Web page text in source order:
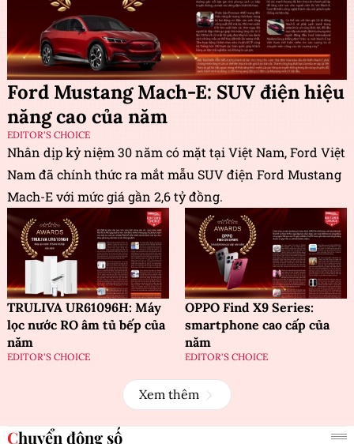
Ford Mustang Mach-E: SUV điện hiệu
năng cao của năm
EDITOR'S CHOICE
Nhân dịp kỷ niệm 30 năm có mặt tại Việt Nam, Ford Việt
Nam đã chính thức ra mắt mẫu SUV điện Ford Mustang
Mach-E với mức giá gần 2,6 tỷ đồng.
TRULIVA UR61096H: Máy
lọc nước RO âm tủ bếp của
năm
EDITOR'S CHOICE
OPPO Find X9 Series:
smartphone cao cấp của
năm
EDITOR'S CHOICE
Xem thêm
Chuyển động số